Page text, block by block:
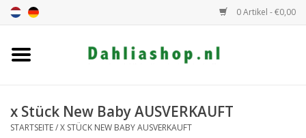
0 Artikel - €0,00
Dahlien Angebot
x Stück New Baby AUSVERKAUFT
STARTSEITE/X STÜCK NEW BABY AUSVERKAUFT